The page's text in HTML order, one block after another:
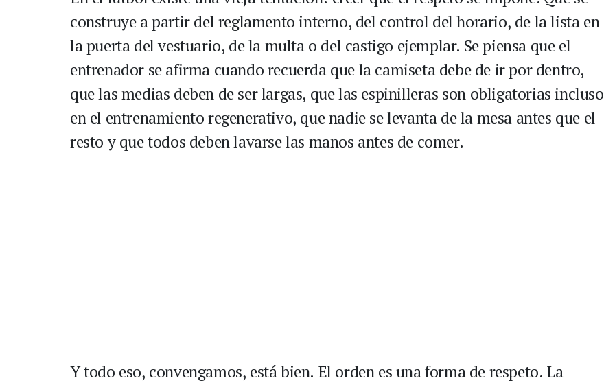
construye a partir del reglamento interno, del control del horario, de la lista en
la puerta del vestuario, de la multa o del castigo ejemplar. Se piensa que el
entrenador se afirma cuando recuerda que la camiseta debe de ir por dentro,
que las medias deben de ser largas, que las espinilleras son obligatorias incluso
en el entrenamiento regenerativo, que nadie se levanta de la mesa antes que el
resto y que todos deben lavarse las manos antes de comer.
Y todo eso, convengamos, está bien. El orden es una forma de respeto. La